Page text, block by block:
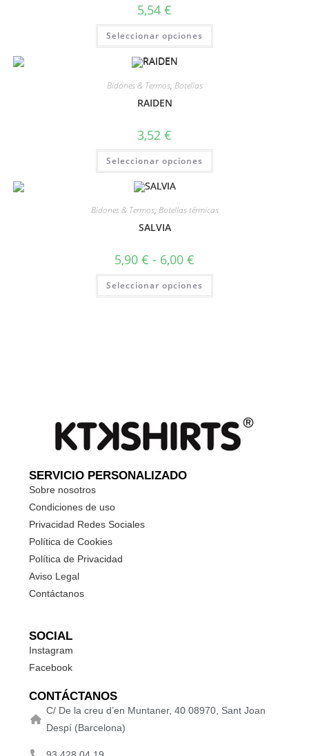
5,54 €
Seleccionar opciones
Bidones & Termos, Botellas
RAIDEN
3,52 €
Seleccionar opciones
Bidones & Termos, Botellas térmicas
SALVIA
5,90 € - 6,00 €
Seleccionar opciones
SERVICIO PERSONALIZADO
Sobre nosotros
Condiciones de uso
Privacidad Redes Sociales
Política de Cookies
Política de Privacidad
Aviso Legal
Contáctanos
SOCIAL
Instagram
Facebook
CONTÁCTANOS
C/ De la creu d’en Muntaner, 40 08970, Sant Joan
Despí (Barcelona)